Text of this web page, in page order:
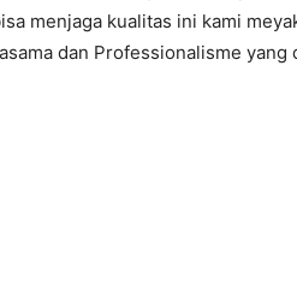
menjaga kualitas ini kami
dan Professionalisme yang